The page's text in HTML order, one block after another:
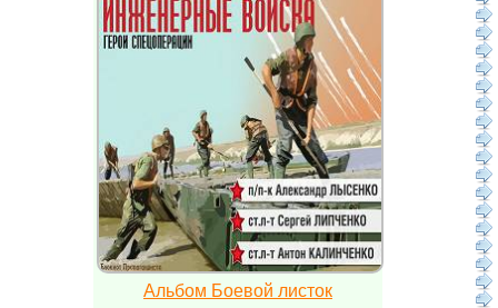
Альбом Боевой листок